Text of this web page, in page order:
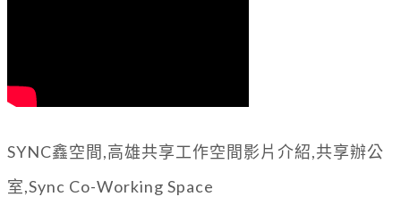
SYNC鑫空間,高雄共享工作空間影片介紹,共享辦公
室,Sync Co-Working Space